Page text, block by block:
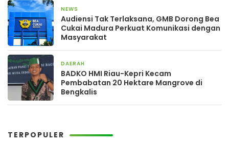
NEWS
Audiensi Tak Terlaksana, GMB Dorong Bea
Cukai Madura Perkuat Komunikasi dengan
Masyarakat
DAERAH
BADKO HMI Riau-Kepri Kecam
Pembabatan 20 Hektare Mangrove di
Bengkalis
TERPOPULER